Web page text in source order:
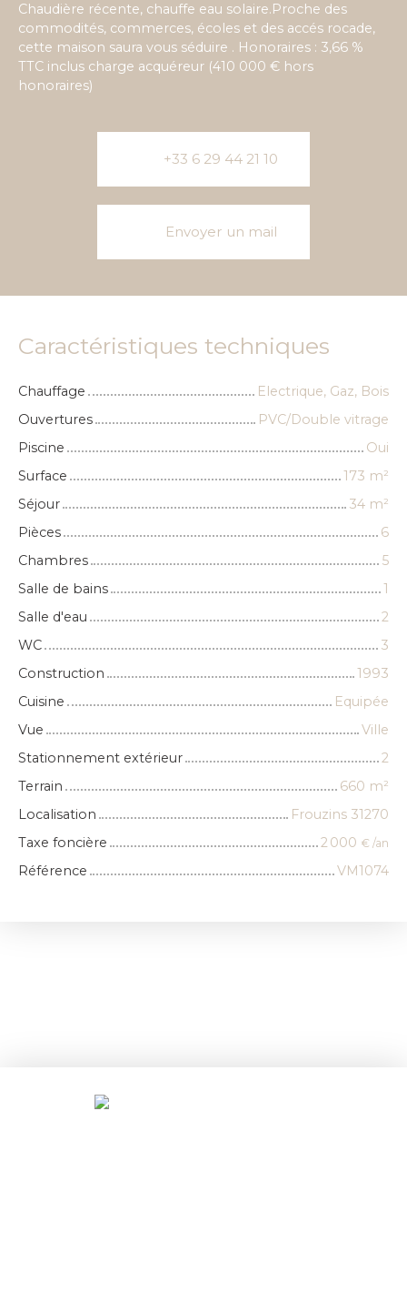
Chaudière récente, chauffe eau solaire.Proche des
commodités, commerces, écoles et des accés rocade,
cette maison saura vous séduire . Honoraires : 3,66 %
TTC inclus charge acquéreur (410 000 € hors
honoraires)
+33 6 29 44 21 10
Envoyer un mail
Caractéristiques techniques
Chauffage
Electrique, Gaz, Bois
Ouvertures
PVC/Double vitrage
Piscine
Oui
Surface
173 m²
Séjour
34 m²
Pièces
6
Chambres
5
Salle de bains
1
Salle d'eau
2
WC
3
Construction
1993
Cuisine
Equipée
Vue
Ville
Stationnement extérieur
2
Terrain
660 m²
Localisation
Frouzins 31270
Taxe foncière
2 000 € /an
Référence VM1074